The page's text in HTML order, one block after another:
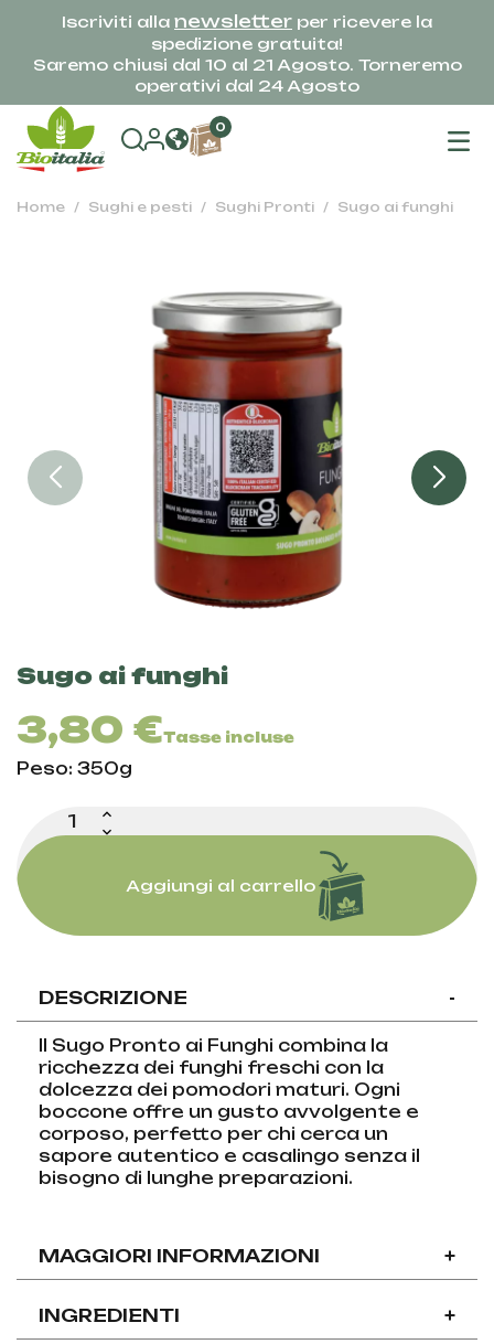
Iscriviti alla newsletter per ricevere la
spedizione gratuita!
Saremo chiusi dal 10 al 21 Agosto. Torneremo
operativi dal 24 Agosto
0
Home Sughi e pesti Sughi Pronti Sugo ai funghi
Sugo ai funghi
3,80 €Tasse incluse
Peso: 350g
Aggiungi al carrello
DESCRIZIONE -
Il Sugo Pronto ai Funghi combina la
ricchezza dei funghi freschi con la
dolcezza dei pomodori maturi. Ogni
boccone offre un gusto avvolgente e
corposo, perfetto per chi cerca un
sapore autentico e casalingo senza il
bisogno di lunghe preparazioni.
MAGGIORI INFORMAZIONI +
INGREDIENTI +